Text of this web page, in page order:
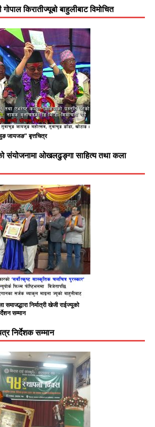
किरातीज्यूबो बाहुलीबाट विमोचित
जायजङ" बृत्तचित्र
संयोजनामा ओखलढुङ्गा साहित्य तथा कला
निर्मात्री खेजी राईज्यूको
सम्मान
निर्देशक सम्मान